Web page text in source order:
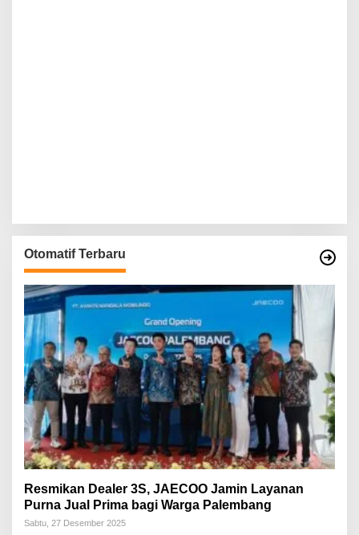
Otomatif Terbaru
Resmikan Dealer 3S, JAECOO Jamin Layanan
Purna Jual Prima bagi Warga Palembang
Sabtu, 27 Desember 2025